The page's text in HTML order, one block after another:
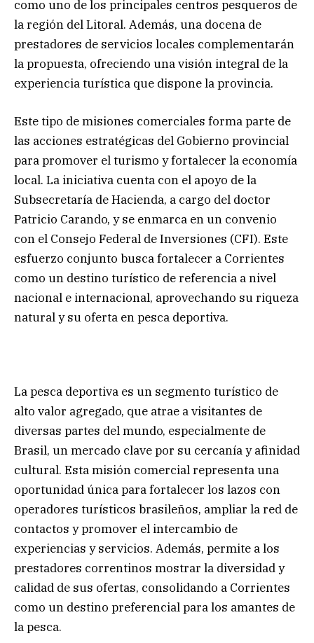
como uno de los principales centros pesqueros de
la región del Litoral. Además, una docena de
prestadores de servicios locales complementarán
la propuesta, ofreciendo una visión integral de la
experiencia turística que dispone la provincia.
Este tipo de misiones comerciales forma parte de
las acciones estratégicas del Gobierno provincial
para promover el turismo y fortalecer la economía
local. La iniciativa cuenta con el apoyo de la
Subsecretaría de Hacienda, a cargo del doctor
Patricio Carando, y se enmarca en un convenio
con el Consejo Federal de Inversiones (CFI). Este
esfuerzo conjunto busca fortalecer a Corrientes
como un destino turístico de referencia a nivel
nacional e internacional, aprovechando su riqueza
natural y su oferta en pesca deportiva.
La pesca deportiva es un segmento turístico de
alto valor agregado, que atrae a visitantes de
diversas partes del mundo, especialmente de
Brasil, un mercado clave por su cercanía y afinidad
cultural. Esta misión comercial representa una
oportunidad única para fortalecer los lazos con
operadores turísticos brasileños, ampliar la red de
contactos y promover el intercambio de
experiencias y servicios. Además, permite a los
prestadores correntinos mostrar la diversidad y
calidad de sus ofertas, consolidando a Corrientes
como un destino preferencial para los amantes de
la pesca.